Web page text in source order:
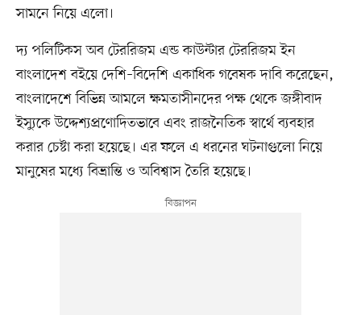
সামনে নিয়ে এলো।
দ্য পলিটিকস অব টেররিজম এন্ড কাউন্টার টেররিজম ইন
বাংলাদেশ বইয়ে দেশি–বিদেশি একাধিক গবেষক দাবি করেছেন,
বাংলাদেশে বিভিন্ন আমলে ক্ষমতাসীনদের পক্ষ থেকে জঙ্গীবাদ
ইস্যুকে উদ্দেশ্যপ্রণোদিতভাবে এবং রাজনৈতিক স্বার্থে ব্যবহার
করার চেষ্টা করা হয়েছে। এর ফলে এ ধরনের ঘটনাগুলো নিয়ে
মানুষের মধ্যে বিভ্রান্তি ও অবিশ্বাস তৈরি হয়েছে।